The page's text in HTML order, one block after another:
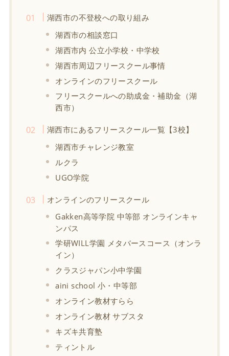
湖西市の不登校への取り組み
湖西市の相談窓口
湖西市内 公立小学校・中学校
湖西市周辺フリースクール事情
オンラインのフリースクール
フリースクールへの助成金・補助金（湖
西市）
湖西市にあるフリースクール一覧【3校】
湖西市チャレンジ教室
ルクラ
UGO学院
オンラインのフリースクール
Gakken高等学院 中等部 オンラインキャ
ンパス
学研WILL学園 メタバースコース（オンラ
イン）
クラスジャパン小中学園
aini school 小・中等部
オンライン教材すらら
オンライン教材 サブスタ
キズキ共育塾
ティントル